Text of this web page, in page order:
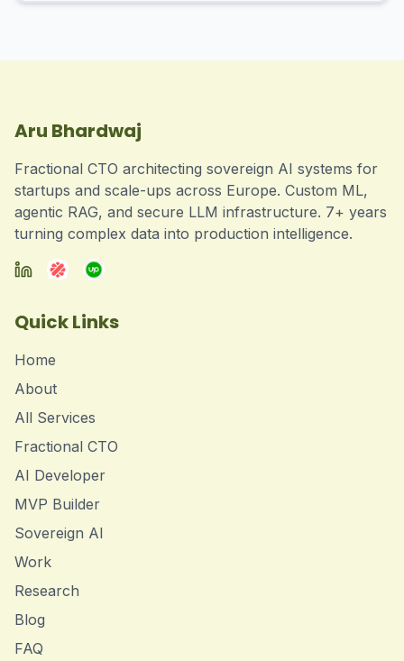
Aru Bhardwaj
Fractional CTO architecting sovereign AI systems for
startups and scale-ups across Europe. Custom ML,
agentic RAG, and secure LLM infrastructure. 7+ years
turning complex data into production intelligence.
Quick Links
Home
About
All Services
Fractional CTO
AI Developer
MVP Builder
Sovereign AI
Work
Research
Blog
FAQ